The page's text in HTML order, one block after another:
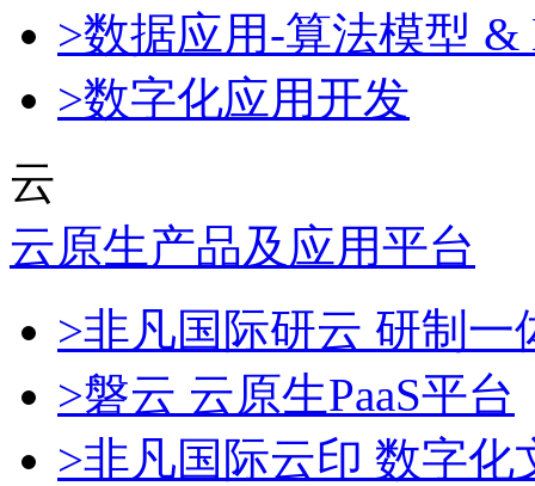
>数据应用-算法模型 &
>数字化应用开发
云
云原生产品及应用平台
>非凡国际研云 研制
>磐云 云原生PaaS平台
>非凡国际云印 数字化